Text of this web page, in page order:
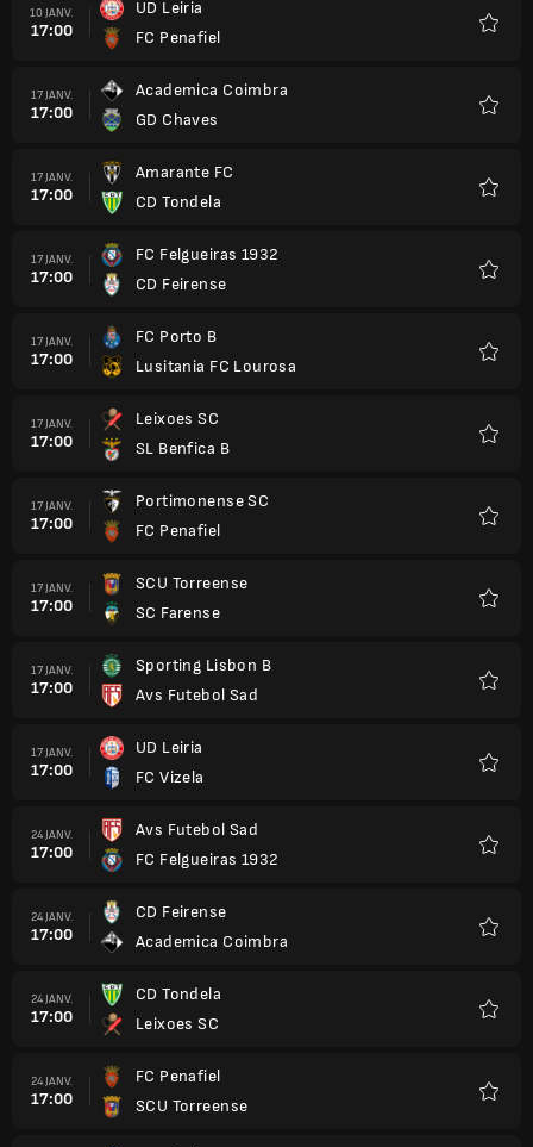
10 JANV.
17:00
UD Leiria
FC Penafiel
17 JANV.
17:00
Academica Coimbra
GD Chaves
17 JANV.
17:00
Amarante FC
CD Tondela
17 JANV.
17:00
FC Felgueiras 1932
CD Feirense
17 JANV.
17:00
FC Porto B
Lusitania FC Lourosa
17 JANV.
17:00
Leixoes SC
SL Benfica B
17 JANV.
17:00
Portimonense SC
FC Penafiel
17 JANV.
17:00
SCU Torreense
SC Farense
17 JANV.
17:00
Sporting Lisbon B
Avs Futebol Sad
17 JANV.
17:00
UD Leiria
FC Vizela
24 JANV.
17:00
Avs Futebol Sad
FC Felgueiras 1932
24 JANV.
17:00
CD Feirense
Academica Coimbra
24 JANV.
17:00
CD Tondela
Leixoes SC
24 JANV.
17:00
FC Penafiel
SCU Torreense